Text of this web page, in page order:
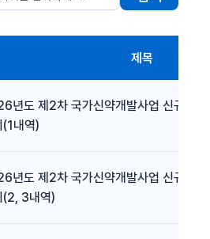
제목
년도 제2차 국가신약개발사업 신규과제
(1내역)
년도 제2차 국가신약개발사업 신규과제
(2, 3내역)